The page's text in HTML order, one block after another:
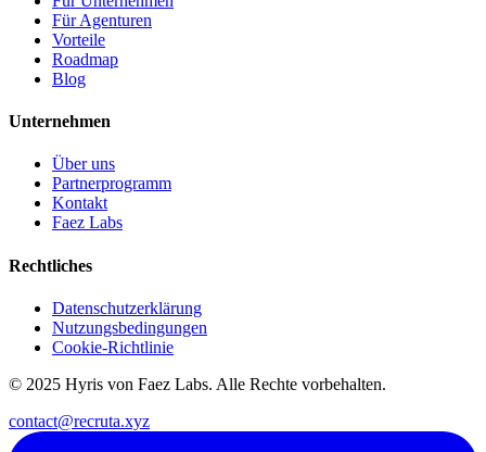
Für Agenturen
Vorteile
Roadmap
Blog
Unternehmen
Über uns
Partnerprogramm
Kontakt
Faez Labs
Rechtliches
Datenschutzerklärung
Nutzungsbedingungen
Cookie-Richtlinie
© 2025 Hyris von Faez Labs. Alle Rechte vorbehalten.
contact@recruta.xyz